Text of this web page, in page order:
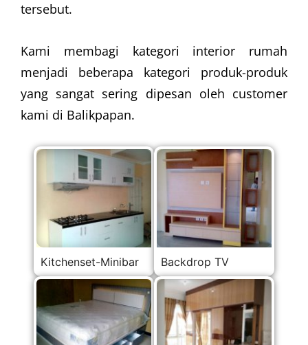
tersebut.
Kami membagi kategori interior rumah
menjadi beberapa kategori produk-produk
yang sangat sering dipesan oleh customer
kami di Balikpapan.
Kitchenset-Minibar Backdrop TV